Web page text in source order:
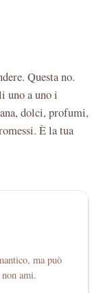
Questa no.
uno a uno i
dolci, profumi,
È la tua
ma può
ami.